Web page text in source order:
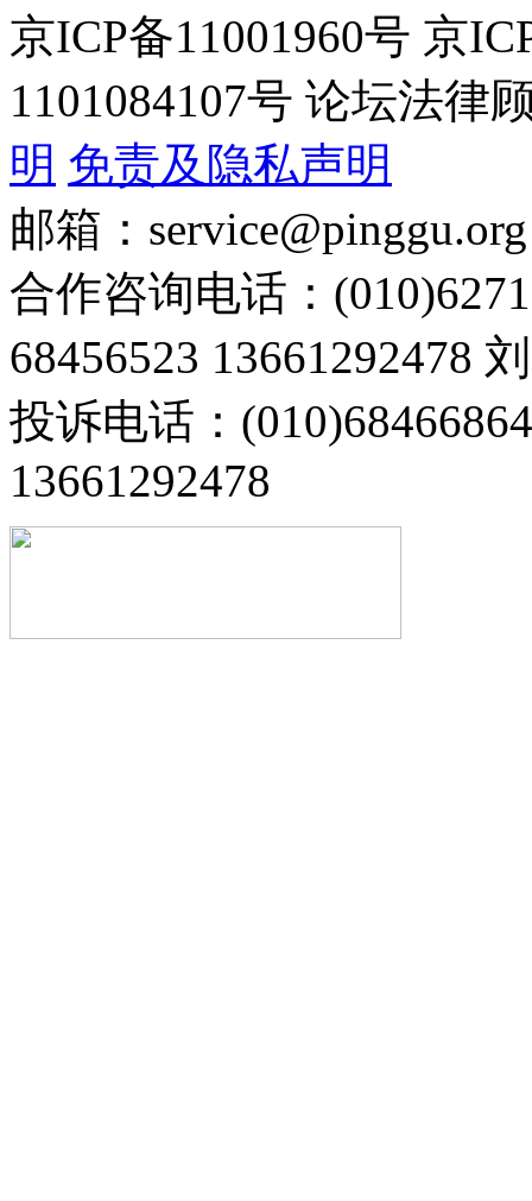
京ICP备11001960号 京
1101084107号 论坛法律
明 免责及隐私声明
邮箱：service@pinggu.org
合作咨询电话：
68456523 13661292478
投诉电话：
13661292478